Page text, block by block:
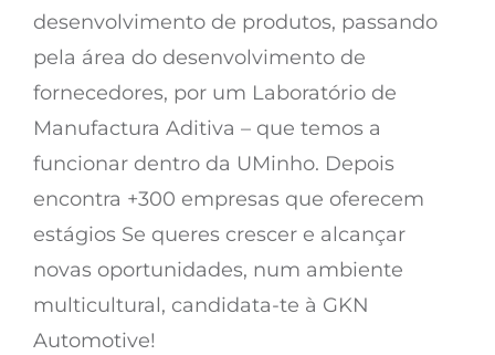
desenvolvimento de produtos, passando
pela área do desenvolvimento de
fornecedores, por um Laboratório de
Manufactura Aditiva – que temos a
funcionar dentro da UMinho. Depois
encontra +300 empresas que oferecem
estágios Se queres crescer e alcançar
novas oportunidades, num ambiente
multicultural, candidata-te à GKN
Automotive!